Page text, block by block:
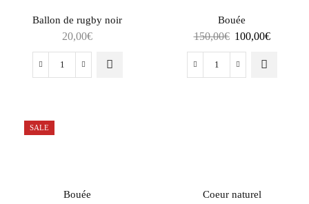
Ballon de rugby noir
20,00€
Bouée
150,00€ 100,00€
SALE
Bouée Coeur naturel